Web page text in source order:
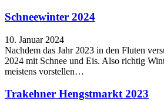
Schneewinter 2024
10. Januar 2024
Nachdem das Jahr 2023 in den Fluten
2024 mit Schnee und Eis. Also richtig
meistens vorstellen…
Trakehner Hengstmarkt 2023